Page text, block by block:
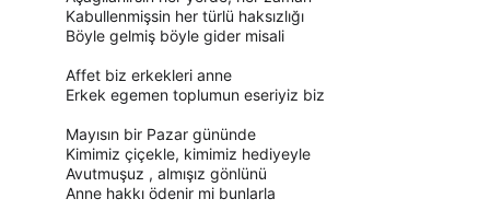
Kabullenmişsin her türlü haksızlığı
Böyle gelmiş böyle gider misali
Affet biz erkekleri anne
Erkek egemen toplumun eseriyiz biz
Mayısın bir Pazar gününde
Kimimiz çiçekle, kimimiz hediyeyle
Avutmuşuz , almışız gönlünü
Anne hakkı ödenir mi bunlarla